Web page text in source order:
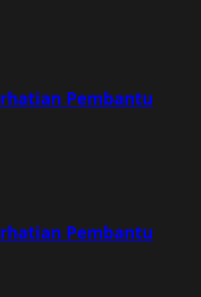
Pembantu
Pembantu